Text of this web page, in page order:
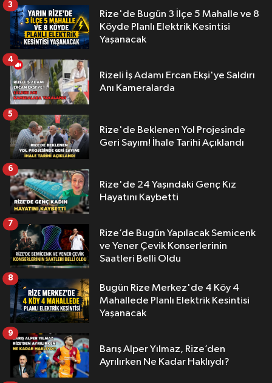
Rize'de Bugün 3 İlçe 5 Mahalle ve 8
Köyde Planlı Elektrik Kesintisi
Yaşanacak
3
Rizeli İş Adamı Ercan Ekşi'ye Saldırı
Anı Kameralarda
4
Rize'de Beklenen Yol Projesinde
Geri Sayım! İhale Tarihi Açıklandı
5
Rize'de 24 Yaşındaki Genç Kız
Hayatını Kaybetti
6
Rize’de Bugün Yapılacak Semicenk
ve Yener Çevik Konserlerinin
Saatleri Belli Oldu
7
Bugün Rize Merkez'de 4 Köy 4
Mahallede Planlı Elektrik Kesintisi
Yaşanacak
8
Barış Alper Yılmaz, Rize’den
Ayrılırken Ne Kadar Haklıydı?
9